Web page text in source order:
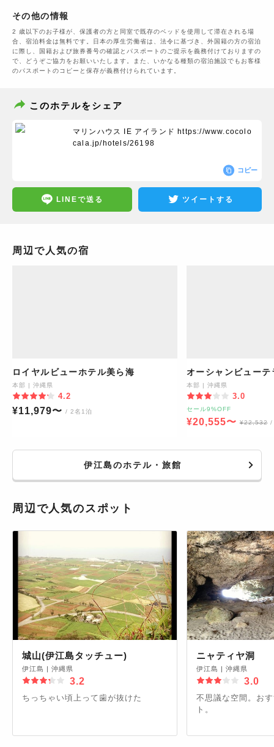
その他の情報
2 歳以下のお子様が、保護者の方と同室で既存のベッドを使用して滞在される場
合、宿泊料金は無料です。日本の厚生労働省は、法令に基づき、外国籍の方の宿泊
に際し、国籍および旅券番号の確認とパスポートのご提示を義務付けておりますの
で、どうぞご協力をお願いいたします。また、いかなる種類の宿泊施設でもお客様
のパスポートのコピーと保存が義務付けられています。
このホテルをシェア
マリンハウス IE アイランド https://www.cocolo
cala.jp/hotels/26198
コピー
LINEで送る ツイートする
周辺で人気の宿
ロイヤルビューホテル美ら海
本部 沖縄県
4.2
¥11,979〜 / 2名1泊
オーシャンビュー
本部 沖縄県
3.0
セール9%OFF
¥20,555〜 ¥22,532 /
伊江島のホテル・旅館
周辺で人気のスポット
城山(伊江島タッチュー)
伊江島 沖縄県
3.2
ちっちゃい頃上って歯が抜けた
ニャティヤ洞
伊江島 沖縄県
3.0
不思議な空間。お
ト。